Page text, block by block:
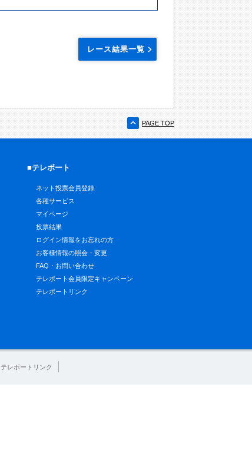
レース結果一覧
PAGE TOP
■テレボート
ネット投票会員登録
各種サービス
マイページ
投票結果
ログイン情報をお忘れの方
お客様情報の照会・変更
FAQ・お問い合わせ
テレボート会員限定キャンペーン
テレボートリンク
テレボートリンク